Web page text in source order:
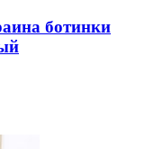
ботинки